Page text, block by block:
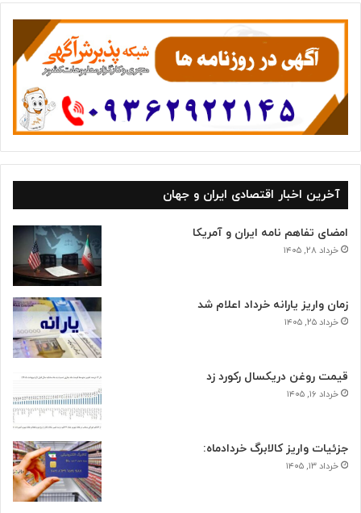
ه‌
ه
آخرین اخبار اقتصادی ایران و جهان
امضای تفاهم نامه ایران و آمریکا
خرداد ۲۸, ۱۴۰۵
زمان واریز یارانه خرداد اعلام شد
خرداد ۲۵, ۱۴۰۵
قیمت روغن دریکسال رکورد زد
خرداد ۱۶, ۱۴۰۵
جزئیات واریز کالابرگ خردادماه:
خرداد ۱۳, ۱۴۰۵